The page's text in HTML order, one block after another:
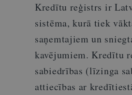
Kredītu reģistrs ir
sistēma, kurā tiek
saņemtajiem un
kavējumiem. Kredītu
sabiedrības (līzinga
attiecības ar